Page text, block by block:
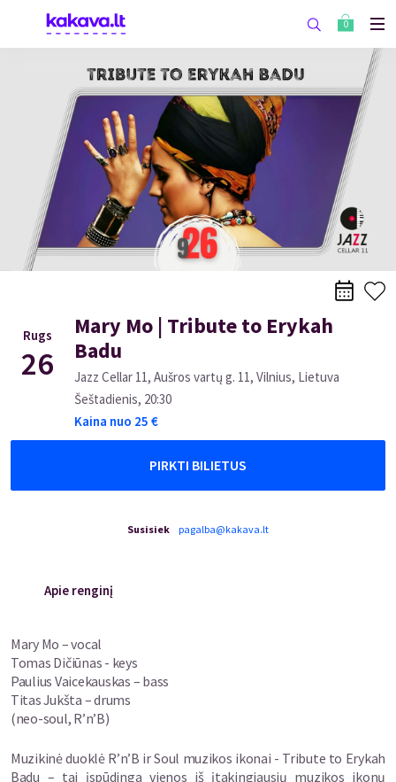
0
Rugs
26
Mary Mo | Tribute to Erykah
Badu
Jazz Cellar 11, Aušros vartų g. 11, Vilnius, Lietuva
Šeštadienis, 20:30
Kaina nuo 25 €
PIRKTI BILIETUS
Susisiek pagalba@kakava.lt
Apie renginį
Mary Mo – vocal
Tomas Dičiūnas - keys
Paulius Vaicekauskas – bass
Titas Jukšta – drums
(neo-soul, R’n’B)
Muzikinė duoklė R’n’B ir Soul muzikos ikonai - Tribute to Erykah
Badu – tai įspūdinga vienos iš įtakingiausių muzikos ikonų